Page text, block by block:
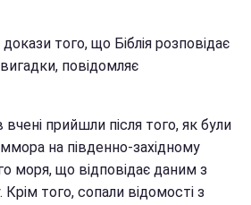
того, що Біблія розповідає
вигадки, повідомляє
прийшли після того, як були
на південно-західному
моря, що відповідає даним з
того, сопали відомості з